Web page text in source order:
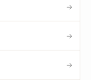
→
→
→